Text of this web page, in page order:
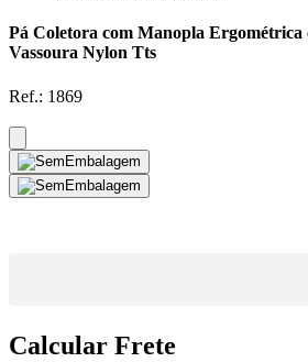
Pá Coletora com Manopla
Vassoura Nylon Tts
Ref.: 1869
Calcular Frete